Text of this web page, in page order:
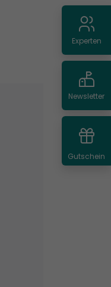
Experten
Newsletter
Gutschein